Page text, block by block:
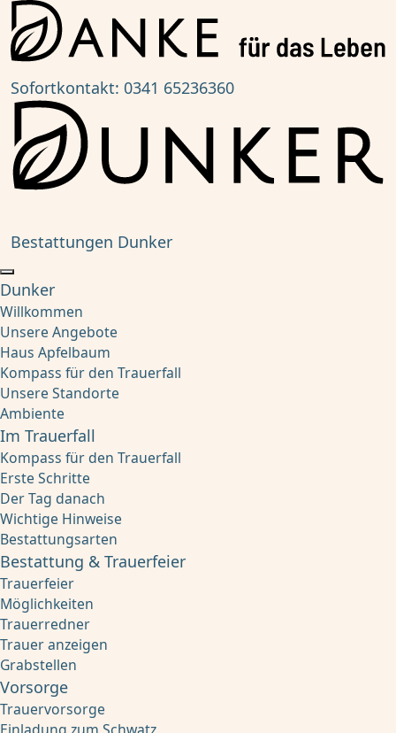
Sofortkontakt: 0341 65236360
Bestattungen Dunker
Dunker
Willkommen
Unsere Angebote
Haus Apfelbaum
Kompass für den Trauerfall
Unsere Standorte
Ambiente
Im Trauerfall
Kompass für den Trauerfall
Erste Schritte
Der Tag danach
Wichtige Hinweise
Bestattungsarten
Bestattung & Trauerfeier
Trauerfeier
Möglichkeiten
Trauerredner
Trauer anzeigen
Grabstellen
Vorsorge
Trauervorsorge